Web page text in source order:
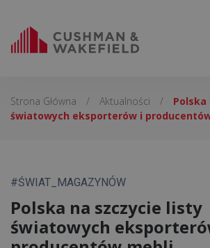
Strona Główna / Aktualności /
światowych eksporterów i
#ŚWIAT_MAGAZYNÓW
Polska na szczycie listy
światowych